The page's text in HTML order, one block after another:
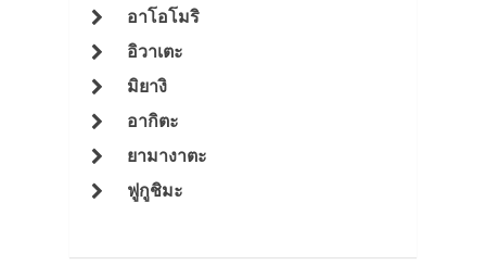
อาโอโมริ
อิวาเตะ
มิยางิ
อากิตะ
ยามางาตะ
ฟูกูชิมะ